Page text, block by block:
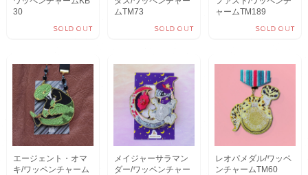
30
SOLD OUT
ムTM73
SOLD OUT
ャームTM189
SOLD OUT
エージェント・オマ
キ/ワッペンチャーム
メイジャーサラマン
ダー/ワッペンチャー
レオパメダル/ワッペ
ンチャームTM60